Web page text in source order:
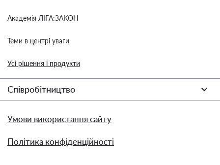
Академія ЛІГА:ЗАКОН
Теми в центрі уваги
Усі рішення і продукти
Співробітництво
Умови використання сайту
Політика конфіденційності